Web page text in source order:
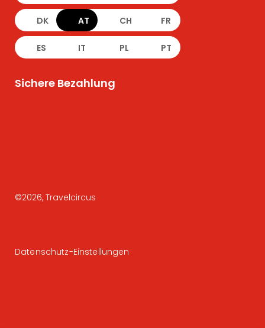
DK AT CH FR
ES IT PL PT
Sichere Bezahlung
©2026, Travelcircus
Datenschutz-Einstellungen